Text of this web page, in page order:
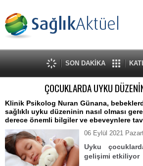
SON DAKİKA
ÇOCUKLARDA UYKU
Klinik Psikolog Nuran Günana,
sağlıklı uyku düzeninin nasıl olması
derece önemli bilgiler ve ebeveynlere
06 Eylül 2021
Uyku
gelişimi etkiliyor